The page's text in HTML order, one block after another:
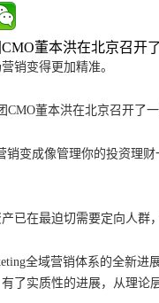
董本洪在北京召开
销变得更加精准。
CMO董本洪在北京召开了
销变成像管理你的投资理
已在最迫切需要定向人群
全域营销体系的全新进
了实质性的进展，从理论